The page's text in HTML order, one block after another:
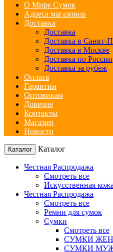
О Мире Сумок
Адреса магазинов
Доставка
Доставка
Доставка в Санкт-
Доставка в Москве
Доставка по России
Доставка за рубеж
Оплата
Гарантии
Оптовикам
Доверие
Контакты
Магазин
Новости
Каталог Каталог
Честная Распродажа
Смотреть все
Искусственная кожа
Честная Распродажа
Смотреть все
Ремни для сумок
Сумки
Смотреть все
СУМКИ
СУМКИ